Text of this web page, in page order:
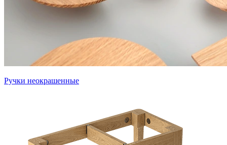
Ручки неокрашенные